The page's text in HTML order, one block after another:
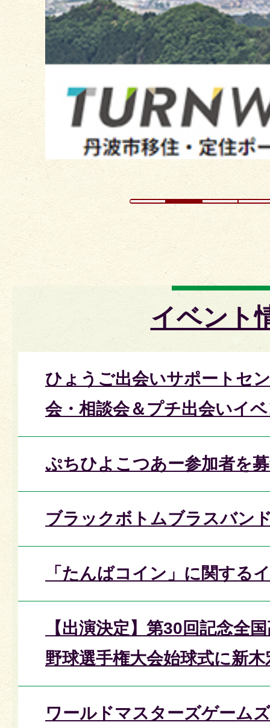
の
ス
イ
ド
イベント
ひょうご出会いサポートセ
会・相談会＆プチ出会いイ
ぷちひよこつあー参加者を
ブラックボトムブラスバン
「たんばコイン」に関する
【出演決定】第30回記念全
野球選手権大会始球式に新
ワールドマスターズゲーム